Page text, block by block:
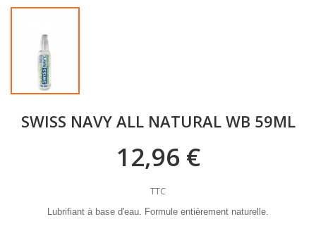
SWISS NAVY ALL NATURAL WB 59ML
12,96 €
TTC
Lubrifiant à base d'eau. Formule entièrement naturelle.